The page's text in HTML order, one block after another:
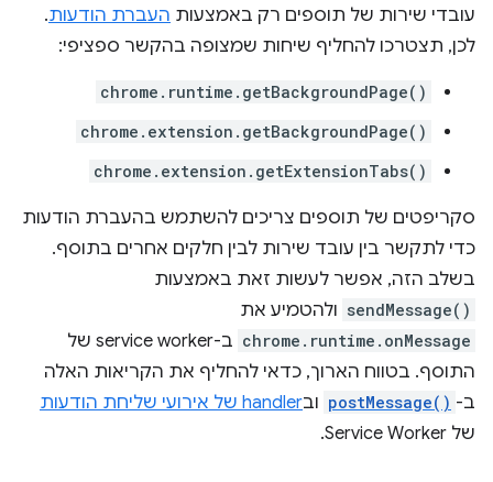
עובדי שירות של תוספים רק באמצעות העברת הודעות.
לכן, תצטרכו להחליף שיחות שמצופה בהקשר ספציפי:
chrome.runtime.getBackgroundPage()
chrome.extension.getBackgroundPage()
chrome.extension.getExtensionTabs()
סקריפטים של תוספים צריכים להשתמש בהעברת הודעות
כדי לתקשר בין עובד שירות לבין חלקים אחרים בתוסף.
בשלב הזה, אפשר לעשות זאת באמצעות
sendMessage() ולהטמיע את
chrome.runtime.onMessage
ב-service worker של
התוסף. בטווח הארוך, כדאי להחליף את הקריאות האלה
ב- postMessage() ובhandler של אירועי שליחת הודעות
של Service Worker.